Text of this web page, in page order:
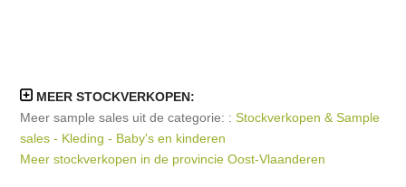
MEER STOCKVERKOPEN:
Meer sample sales uit de categorie: :Stockverkopen & Sample
sales - Kleding - Baby's en kinderen
Meer stockverkopen in de provincie Oost-Vlaanderen